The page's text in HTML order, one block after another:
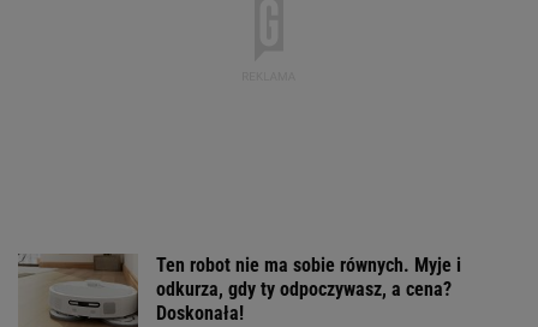
Ten robot nie ma sobie równych. Myje i
odkurza, gdy ty odpoczywasz, a cena?
Doskonała!